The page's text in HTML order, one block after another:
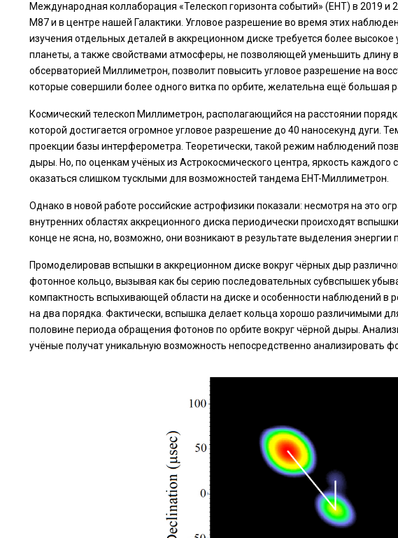
Международная коллаборация «Телескоп горизонта событий» (EHT) в 2019
M87 и в центре нашей Галактики. Угловое разрешение во время этих
изучения отдельных деталей в аккреционном диске требуется более
планеты, а также свойствами атмосферы, не позволяющей уменьшить длину
обсерваторией Миллиметрон, позволит повысить угловое разрешение на
которые совершили более одного витка по орбите, желательна ещё большая
Космический телескоп Миллиметрон, располагающийся на расстоянии
которой достигается огромное угловое разрешение до 40 наносекунд дуги.
проекции базы интерферометра. Теоретически, такой режим наблюдений
дыры. Но, по оценкам учёных из Астрокосмического центра, яркость
оказаться слишком тусклыми для возможностей тандема EHT-Миллиметрон.
Однако в новой работе российские астрофизики показали: несмотря на это
внутренних областях аккреционного диска периодически происходят
конце не ясна, но, возможно, они возникают в результате выделения
Промоделировав вспышки в аккреционном диске вокруг чёрных дыр
фотонное кольцо, вызывая как бы серию последовательных субвспышек
компактность вспыхивающей области на диске и особенности наблюдений
на два порядка. Фактически, вспышка делает кольца хорошо различимыми
половине периода обращения фотонов по орбите вокруг чёрной дыры.
учёные получат уникальную возможность непосредственно анализировать